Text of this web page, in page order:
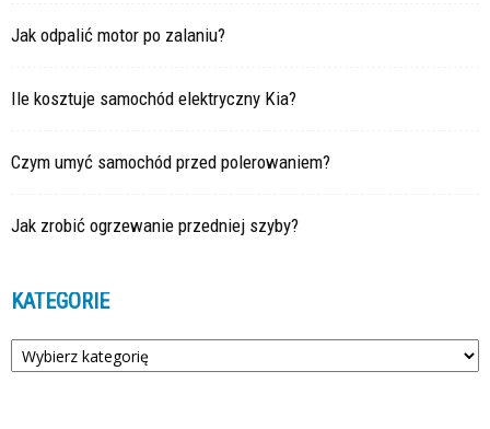
Jak odpalić motor po zalaniu?
Ile kosztuje samochód elektryczny Kia?
Czym umyć samochód przed polerowaniem?
Jak zrobić ogrzewanie przedniej szyby?
KATEGORIE
Kategorie